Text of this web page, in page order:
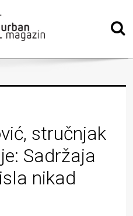
stručnjak
Sadržaja
nikad